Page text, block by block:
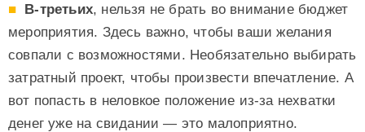
В-третьих, нельзя не брать во внимание бюджет
мероприятия. Здесь важно, чтобы ваши желания
совпали с возможностями. Необязательно выбирать
затратный проект, чтобы произвести впечатление. А
вот попасть в неловкое положение из-за нехватки
денег уже на свидании — это малоприятно.